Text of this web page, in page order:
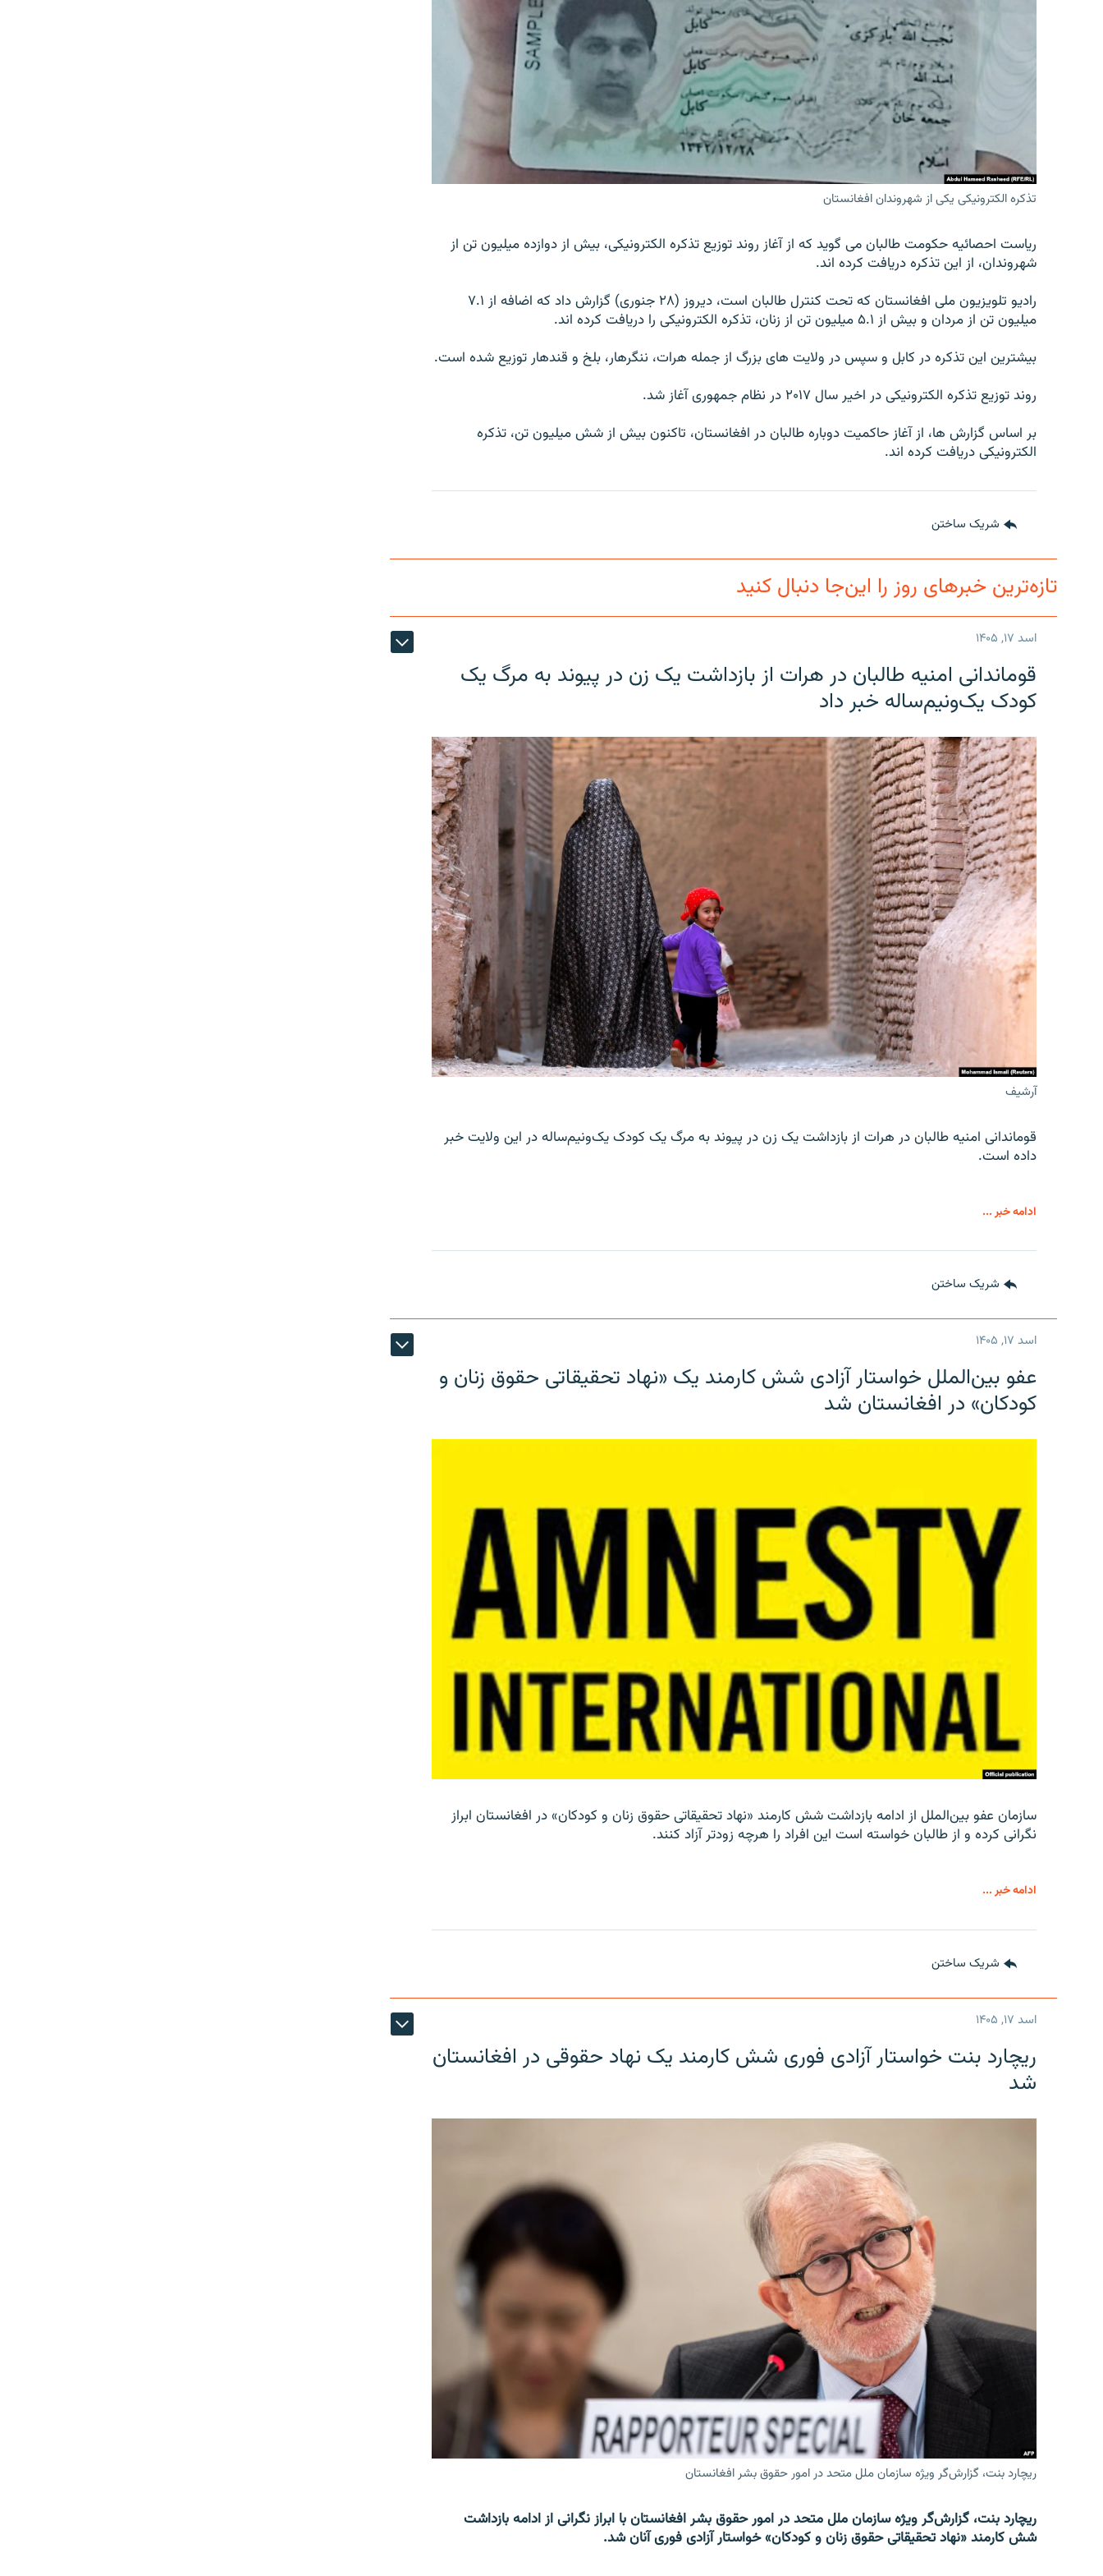
تذکره الکترونیکی یکی از شهروندان افغانستان
ریاست احصائیه حکومت طالبان می گوید که از آغاز روند توزیع تذکره الکترونیکی، بیش از دوازده میلیون تن از
شهروندان، از این تذکره دریافت کرده اند.
رادیو تلویزیون ملی افغانستان که تحت کنترل طالبان است، دیروز (۲۸ جنوری) گزارش داد که اضافه از ۷.۱
میلیون تن از مردان و بیش از ۵.۱ میلیون تن از زنان، تذکره الکترونیکی را دریافت کرده اند.
بیشترین این تذکره در کابل و سپس در ولایت های بزرگ از جمله هرات، ننگرهار، بلخ و قندهار توزیع شده است.
روند توزیع تذکره الکترونیکی در اخیر سال ۲۰۱۷ در نظام جمهوری آغاز شد.
بر اساس گزارش ها، از آغاز حاکمیت دوباره طالبان در افغانستان، تاکنون بیش از شش میلیون تن، تذکره
الکترونیکی دریافت کرده اند.
شریک ساختن
تازه‌ترین خبرهای روز را این‌جا دنبال کنید
اسد ۱۷, ۱۴۰۵
قوماندانی امنیه طالبان در هرات از بازداشت یک زن در پیوند به مرگ یک
کودک یک‌ونیم‌ساله خبر داد
آرشیف
قوماندانی امنیه طالبان در هرات از بازداشت یک زن در پیوند به مرگ یک کودک یک‌ونیم‌ساله در این ولایت خبر
داده است.
ادامه خبر ...
شریک ساختن
اسد ۱۷, ۱۴۰۵
عفو بین‌الملل خواستار آزادی شش کارمند یک «نهاد تحقیقاتی حقوق زنان و
کودکان» در افغانستان شد
سازمان عفو بین‌الملل از ادامه بازداشت شش کارمند «نهاد تحقیقاتی حقوق زنان و کودکان» در افغانستان ابراز
نگرانی کرده و از طالبان خواسته است این افراد را هرچه زودتر آزاد کنند.
ادامه خبر ...
شریک ساختن
اسد ۱۷, ۱۴۰۵
ریچارد بنت خواستار آزادی فوری شش کارمند یک نهاد حقوقی در افغانستان
شد
ریچارد بنت، گزارش‌گر ویژه سازمان ملل متحد در امور حقوق بشر افغانستان
ریچارد بنت، گزارش‌گر ویژه سازمان ملل متحد در امور حقوق بشر افغانستان با ابراز نگرانی از ادامه بازداشت
شش کارمند «نهاد تحقیقاتی حقوق زنان و کودکان» خواستار آزادی فوری آنان شد.